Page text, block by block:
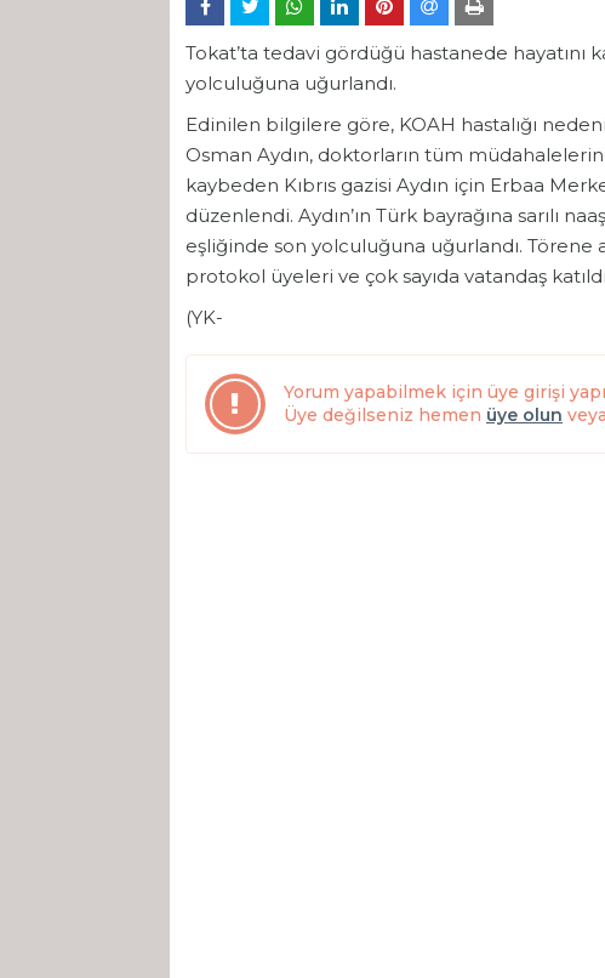
Tokat’ta tedavi gördüğü hastanede hayatını
yolculuğuna uğurlandı.
Edinilen bilgilere göre, KOAH hastalığı
Osman Aydın, doktorların tüm
kaybeden Kıbrıs gazisi Aydın için Erbaa
düzenlendi. Aydın’ın Türk bayrağına sarılı
eşliğinde son yolculuğuna uğurlandı. Törene
protokol üyeleri ve çok sayıda vatandaş
(YK-
Yorum yapabilmek için üye girişi
Üye değilseniz hemen üye olun veya